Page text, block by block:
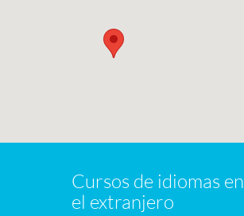
Cursos de idiomas en
el extranjero